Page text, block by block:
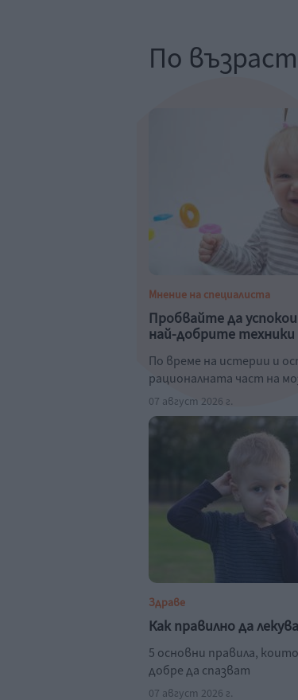
По възраст
Мнение на специалиста
Пробвайте да
най-добрите техники
По време на истерии и
рационалната част на
07 август 2026 г.
Здраве
Как правилно да
5 основни правила,
добре да спазват
07 август 2026 г.